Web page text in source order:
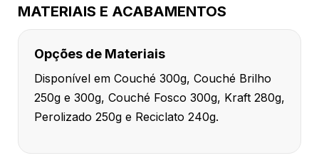
MATERIAIS E ACABAMENTOS
Opções de Materiais
Disponível em Couché 300g, Couché Brilho
250g e 300g, Couché Fosco 300g, Kraft 280g,
Perolizado 250g e Reciclato 240g.